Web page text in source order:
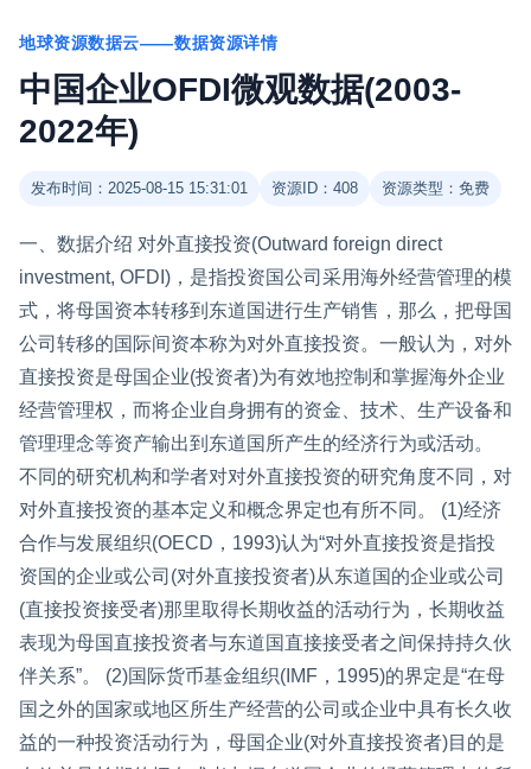
地球资源数据云——数据资源详情
中国企业OFDI微观数据(2003-
2022年)
发布时间：2025-08-15 15:31:01 资源ID：408 资源类型：免费
一、数据介绍 对外直接投资(Outward foreign direct
investment, OFDI)，是指投资国公司采用海外经营管理的模
式，将母国资本转移到东道国进行生产销售，那么，把母国
公司转移的国际间资本称为对外直接投资。一般认为，对外
直接投资是母国企业(投资者)为有效地控制和掌握海外企业
经营管理权，而将企业自身拥有的资金、技术、生产设备和
管理理念等资产输出到东道国所产生的经济行为或活动。
不同的研究机构和学者对对外直接投资的研究角度不同，对
对外直接投资的基本定义和概念界定也有所不同。 (1)经济
合作与发展组织(OECD，1993)认为“对外直接投资是指投
资国的企业或公司(对外直接投资者)从东道国的企业或公司
(直接投资接受者)那里取得长期收益的活动行为，长期收益
表现为母国直接投资者与东道国直接接受者之间保持持久伙
伴关系”。 (2)国际货币基金组织(IMF，1995)的界定是“在母
国之外的国家或地区所生产经营的公司或企业中具有长久收
益的一种投资活动行为，母国企业(对外直接投资者)目的是